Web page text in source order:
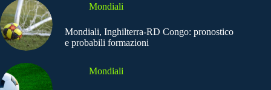
Mondiali
Mondiali, Inghilterra-RD Congo: pronostico
e probabili formazioni
Mondiali